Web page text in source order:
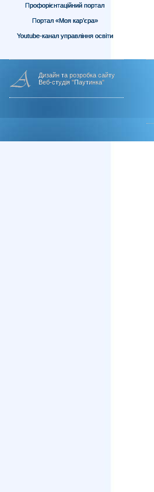
Профорієнтаційний портал
Портал «Моя кар’єра»
Youtube-канал управління освіти
Дизайн та розробка сайту
Веб-студія "Паутинка"